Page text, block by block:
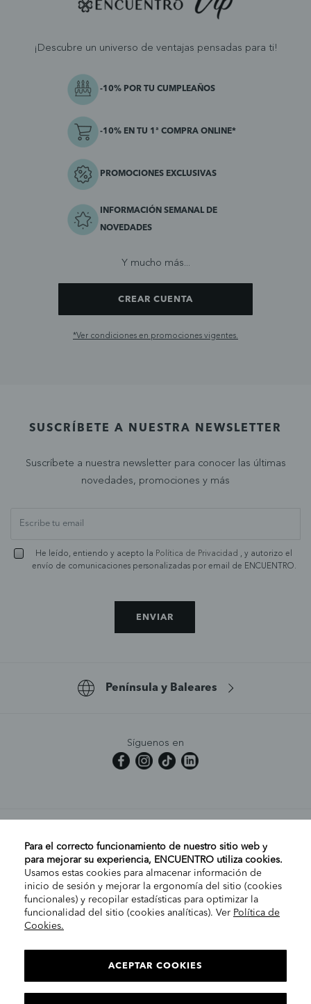
¡Descubre un universo de ventajas pensadas para ti!
-10% POR TU CUMPLEAÑOS
-10% EN TU 1ª COMPRA ONLINE*
PROMOCIONES EXCLUSIVAS
INFORMACIÓN SEMANAL DE
NOVEDADES
Y mucho más...
CREAR CUENTA
*Ver condiciones en promociones vigentes.
SUSCRÍBETE A NUESTRA NEWSLETTER
Suscríbete a nuestra newsletter para conocer las últimas
novedades, promociones y más
He leído, entiendo y acepto la Política de Privacidad , y autorizo el
envío de comunicaciones personalizadas por email de ENCUENTRO.
ENVIAR
Península y Baleares
Síguenos en
MI CUENTA
AYUDA
EMPRESA
INFORMACIÓN LEGAL
Para el correcto funcionamiento de nuestro sitio web y
para mejorar su experiencia, ENCUENTRO utiliza cookies.
Usamos estas cookies para almacenar información de
inicio de sesión y mejorar la ergonomía del sitio (cookies
funcionales) y recopilar estadísticas para optimizar la
funcionalidad del sitio (cookies analíticas). Ver Política de
Cookies.
ACEPTAR COOKIES